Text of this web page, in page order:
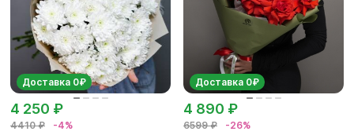
Доставка 0₽
4410 ₽ -4%
4 250 ₽
Доставка 0₽
6599 ₽ -26%
4 890 ₽